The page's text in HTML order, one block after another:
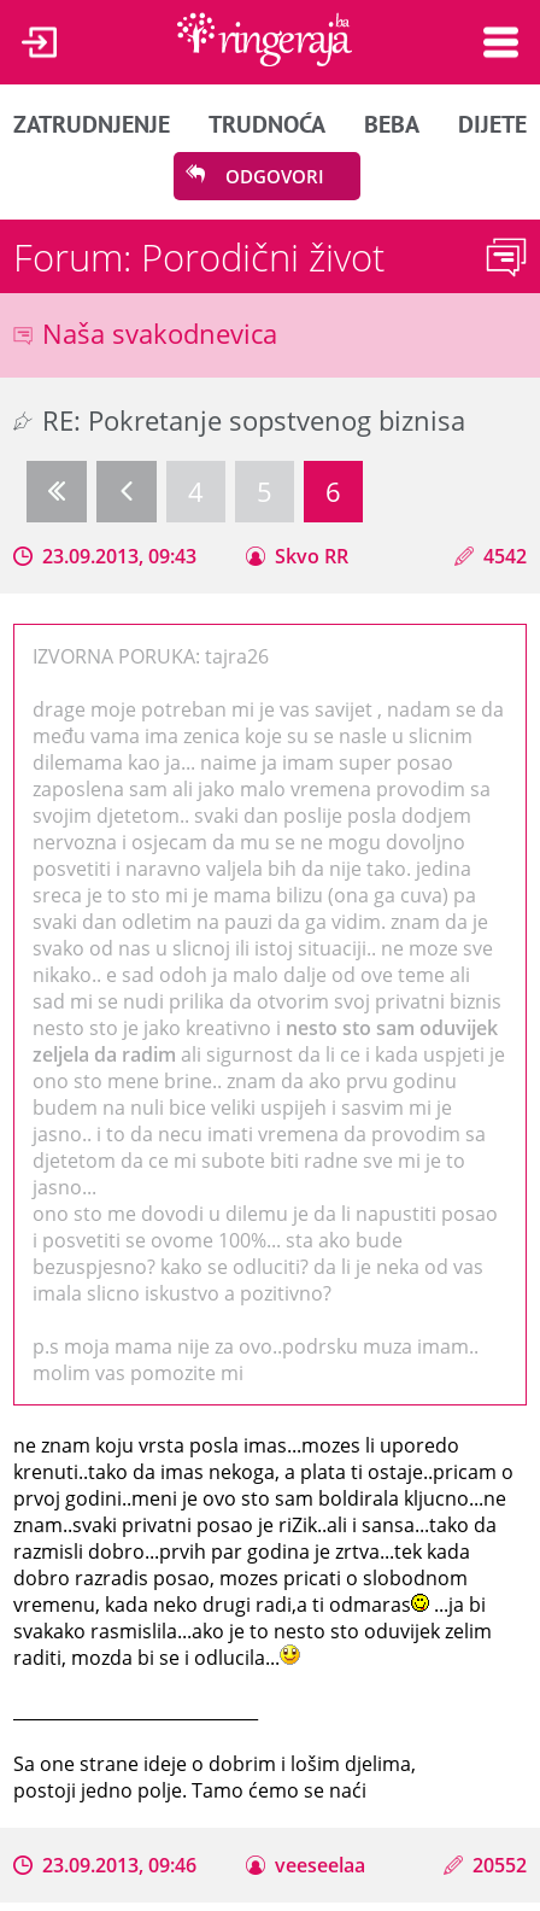
ZATRUDNJENJE TRUDNOĆA BEBA DIJETE
ODGOVORI
Forum: Porodični život
Naša svakodnevica
RE: Pokretanje sopstvenog biznisa
4
5 6
23.09.2013, 09:43 Skvo RR 4542
IZVORNA PORUKA: tajra26
drage moje potreban mi je vas savijet , nadam se da
među vama ima zenica koje su se nasle u slicnim
dilemama kao ja... naime ja imam super posao
zaposlena sam ali jako malo vremena provodim sa
svojim djetetom.. svaki dan poslije posla dodjem
nervozna i osjecam da mu se ne mogu dovoljno
posvetiti i naravno valjela bih da nije tako. jedina
sreca je to sto mi je mama bilizu (ona ga cuva) pa
svaki dan odletim na pauzi da ga vidim. znam da je
svako od nas u slicnoj ili istoj situaciji.. ne moze sve
nikako.. e sad odoh ja malo dalje od ove teme ali
sad mi se nudi prilika da otvorim svoj privatni biznis
nesto sto je jako kreativno i nesto sto sam oduvijek
zeljela da radim ali sigurnost da li ce i kada uspjeti je
ono sto mene brine.. znam da ako prvu godinu
budem na nuli bice veliki uspijeh i sasvim mi je
jasno.. i to da necu imati vremena da provodim sa
djetetom da ce mi subote biti radne sve mi je to
jasno...
ono sto me dovodi u dilemu je da li napustiti posao
i posvetiti se ovome 100%... sta ako bude
bezuspjesno? kako se odluciti? da li je neka od vas
imala slicno iskustvo a pozitivno?
p.s moja mama nije za ovo..podrsku muza imam..
molim vas pomozite mi
ne znam koju vrsta posla imas...mozes li uporedo
krenuti..tako da imas nekoga, a plata ti ostaje..pricam o
prvoj godini..meni je ovo sto sam boldirala kljucno...ne
znam..svaki privatni posao je riZik..ali i sansa...tako da
razmisli dobro...prvih par godina je zrtva...tek kada
dobro razradis posao, mozes pricati o slobodnom
vremenu, kada neko drugi radi,a ti odmaras
...ja bi
svakako rasmislila...ako je to nesto sto oduvijek zelim
raditi, mozda bi se i odlucila...
Sa one strane ideje o dobrim i lošim djelima,
postoji jedno polje. Tamo ćemo se naći
23.09.2013, 09:46 veeseelaa 20552